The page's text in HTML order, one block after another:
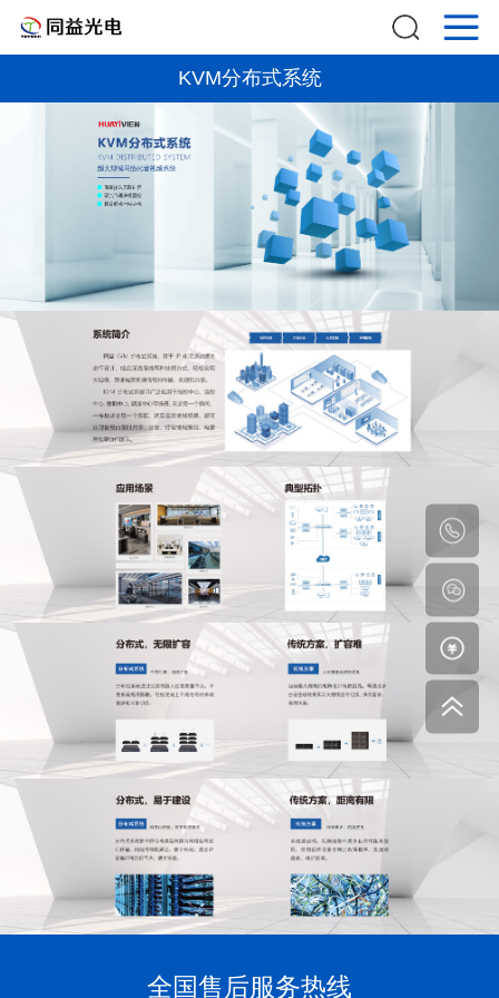
KVM分布式系统
全国售后服务热线